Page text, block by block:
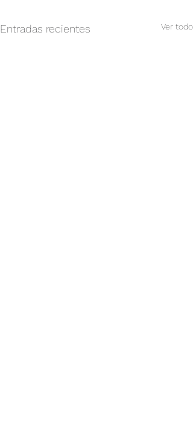
Entradas recientes Ver todo